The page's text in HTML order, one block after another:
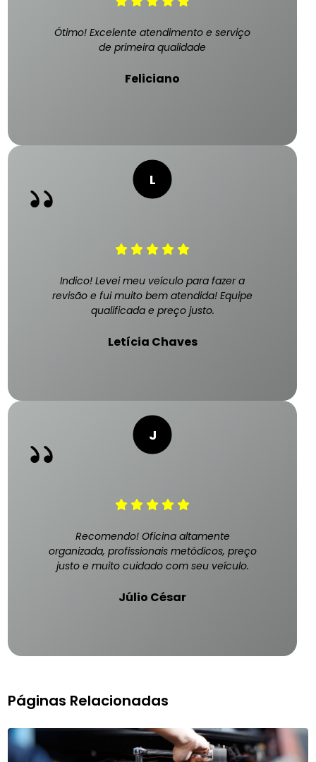
Ótimo! Excelente atendimento e serviço
de primeira qualidade
Feliciano
Indico! Levei meu veículo para fazer a
revisão e fui muito bem atendida! Equipe
qualificada e preço justo.
Letícia Chaves
Recomendo! Oficina altamente
organizada, profissionais metódicos, preço
justo e muito cuidado com seu veículo.
Júlio César
Páginas Relacionadas